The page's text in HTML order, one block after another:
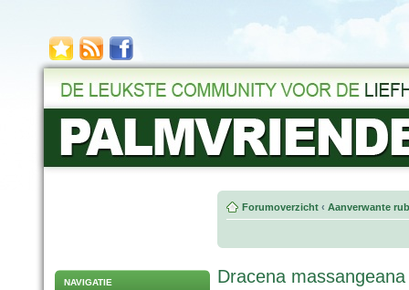
NAVIGATIE
Forumoverzicht ‹ Aanverwante
Dracena massangeana